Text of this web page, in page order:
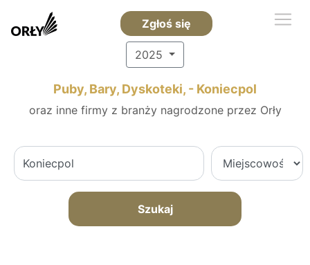
Zgłoś się
2025
Puby, Bary, Dyskoteki, - Koniecpol
oraz inne firmy z branży nagrodzone przez Orły
Szukaj